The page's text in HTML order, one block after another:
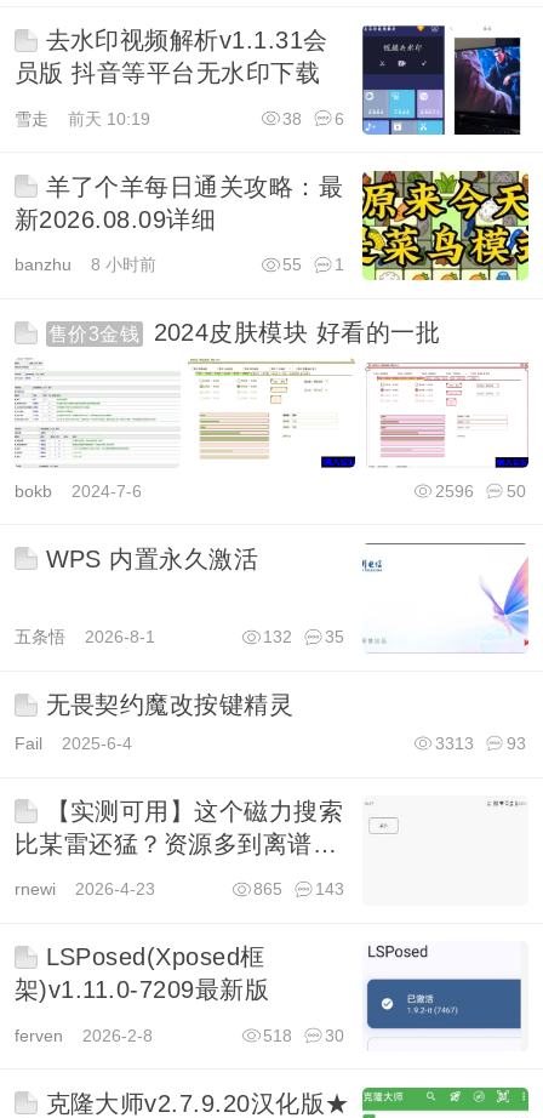
去水印视频解析v1.1.31会
员版 抖音等平台无水印下载
雪走 前天 10:19 6
38
羊了个羊每日通关攻略：最
新2026.08.09详细
banzhu 8 小时前 1
55
售价3金钱 2024皮肤模块 好看的一批
bokb 2024-7-6 50
2596
WPS 内置永久激活
五条悟2026-8-1 35
132
无畏契约魔改按键精灵
Fail 2025-6-4 93
3313
【实测可用】这个磁力搜索
比某雷还猛？资源多到离谱…
1.2.2
rnewi 2026-4-23 143
865
LSPosed(Xposed框
架)v1.11.0-7209最新版
ferven 2026-2-8 30
518
克隆大师v2.7.9.20汉化版★